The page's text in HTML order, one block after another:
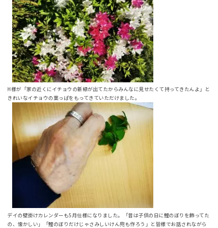
H様が「家の近くにイチョウの新緑が出てたからみんなに見せたくて持ってきたんよ」と
きれいなイチョウの葉っぱをもってきていただけました。
デイの壁掛けカレンダーも5月仕様になりました。「昔は子供の日に鯉のぼりを飾ってた
の、懐かしい」「鯉のぼりだけじゃさみしいけん兜も作ろう」と皆様でお話されながら